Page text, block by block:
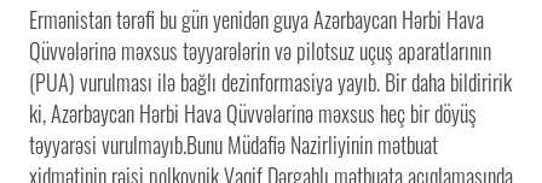
Ermənistan tərəfi bu gün yenidən guya Azərbaycan Hərbi Hava
Qüvvələrinə məxsus təyyarələrin və pilotsuz uçuş aparatlarının
(PUA) vurulması ilə bağlı dezinformasiya yayıb. Bir daha bildiririk
ki, Azərbaycan Hərbi Hava Qüvvələrinə məxsus heç bir döyüş
təyyarəsi vurulmayıb.Bunu Müdafiə Nazirliyinin mətbuat
xidmətinin rəisi polkovnik Vaqif Dərgahlı mətbuata açıqlamasında